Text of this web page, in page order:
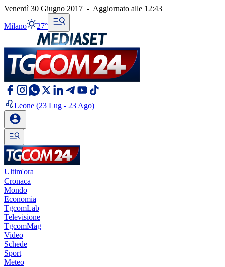
Venerdì 30 Giugno 2017 - Aggiornato alle 12:43
Milano 27°
Leone (23 Lug - 23 Ago)
Ultim'ora
Cronaca
Mondo
Economia
TgcomLab
Televisione
TgcomMag
Video
Schede
Sport
Meteo